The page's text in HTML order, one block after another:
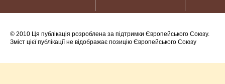
© 2010 Ця публікація розроблена за підтримки Європейського Союзу.
Зміст цієї публікації не відображає позицію Європейського Союзу